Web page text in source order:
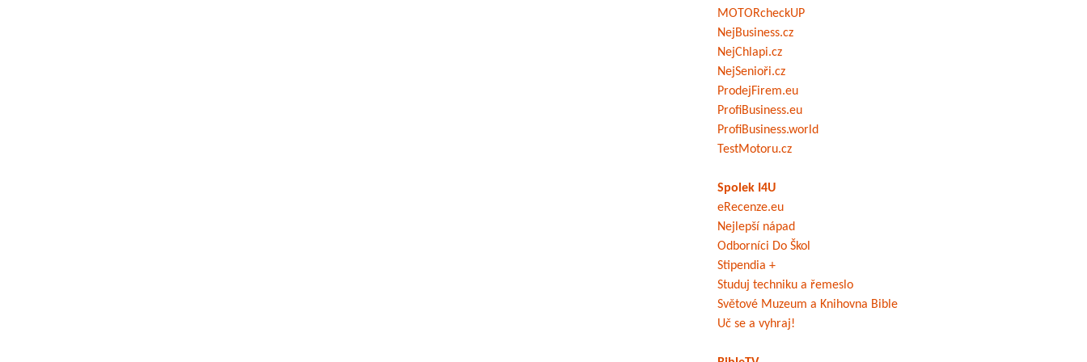
MOTORcheckUP
NejBusiness.cz
NejChlapi.cz
NejSenioři.cz
ProdejFirem.eu
ProfiBusiness.eu
ProfiBusiness.world
TestMotoru.cz
Spolek I4U
eRecenze.eu
Nejlepší nápad
Odborníci Do Škol
Stipendia +
Studuj techniku a řemeslo
Světové Muzeum a Knihovna Bible
Uč se a vyhraj!